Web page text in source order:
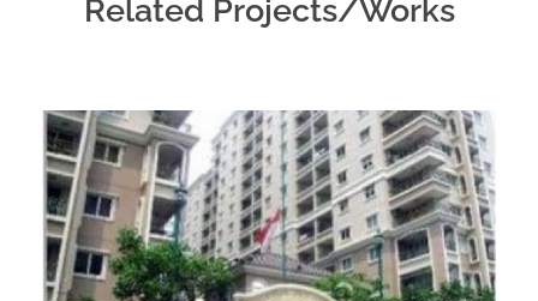
Related Projects/Works